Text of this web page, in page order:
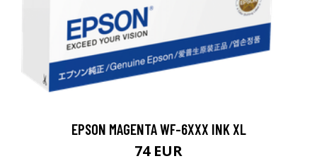
EPSON MAGENTA WF-6XXX INK XL
74 EUR